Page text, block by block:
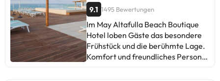
9.1 1495 Bewertungen
Im May Altafulla Beach Boutique
Hotel loben Gäste das besondere
Frühstück und die berühmte Lage.
Komfort und freundliches Personal